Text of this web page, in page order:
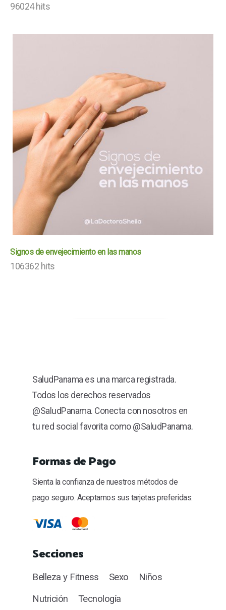
96024 hits
Signos de envejecimiento en las manos
106362 hits
SaludPanama es una marca registrada.
Todos los derechos reservados
@SaludPanama. Conecta con nosotros en
tu red social favorita como @SaludPanama.
Formas de Pago
Sienta la confianza de nuestros métodos de
pago seguro. Aceptamos sus tarjetas preferidas:
Secciones
Belleza y Fitness Sexo
Niños
Nutrición
Tecnología